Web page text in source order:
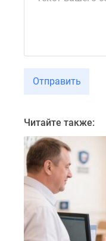
класса
Санкт-
Петербурге
Коттеджные
поселки
Ленинградской
Готовые
коттеджные
Отправить
Читайте также: